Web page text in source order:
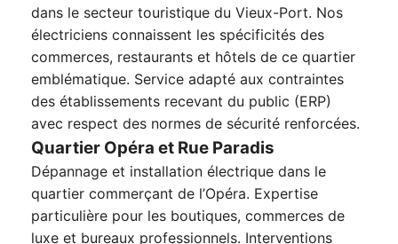
dans le secteur touristique du Vieux-Port. Nos
électriciens connaissent les spécificités des
commerces, restaurants et hôtels de ce quartier
emblématique. Service adapté aux contraintes
des établissements recevant du public (ERP)
avec respect des normes de sécurité renforcées.
Quartier Opéra et Rue Paradis
Dépannage et installation électrique dans le
quartier commerçant de l’Opéra. Expertise
particulière pour les boutiques, commerces de
luxe et bureaux professionnels. Interventions